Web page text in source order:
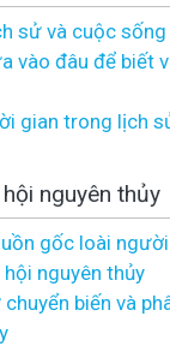
sử và cuộc sống
vào đâu để biết
gian trong lịch
nguyên thủy
gốc loài người
hội nguyên thủy
chuyển biến và